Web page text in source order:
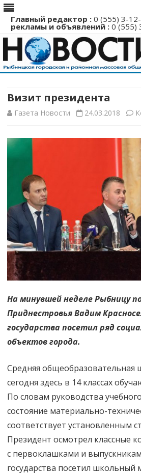
Главный редактор : 0 (555) 3-
рекламы и объявлений : 0 (555)
Визит президента
Газета Новости 24.03.2018
На минувшей неделе Рыбницу
Приднестровья Вадим
государства посетил ряд
объектов города.
Средняя
сегодня здесь в 14 классах
По словам руководства
состояние материально-
соответствует установленным
Президент осмотрел классные
с первоклашками и
государства посетил школьный